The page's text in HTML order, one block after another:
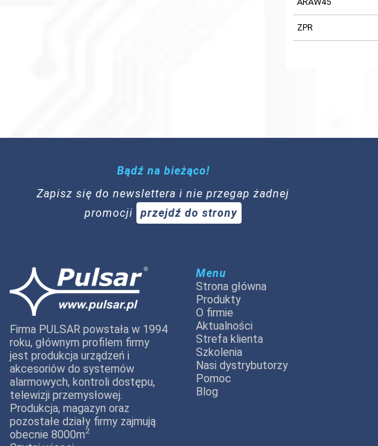
ZPR
Bądź na bieżąco!
Zapisz się do newslettera i nie przegap żadnej
promocji
przejdź do strony
Firma PULSAR powstała w 1994
roku, głównym profilem firmy
jest produkcja urządzeń i
akcesoriów do systemów
alarmowych, kontroli dostępu,
telewizji przemysłowej.
Produkcja, magazyn oraz
pozostałe działy firmy zajmują
obecnie 8000m2
Menu
Strona główna
Produkty
O firmie
Aktualności
Strefa klienta
Szkolenia
Nasi dystrybutorzy
Pomoc
Blog